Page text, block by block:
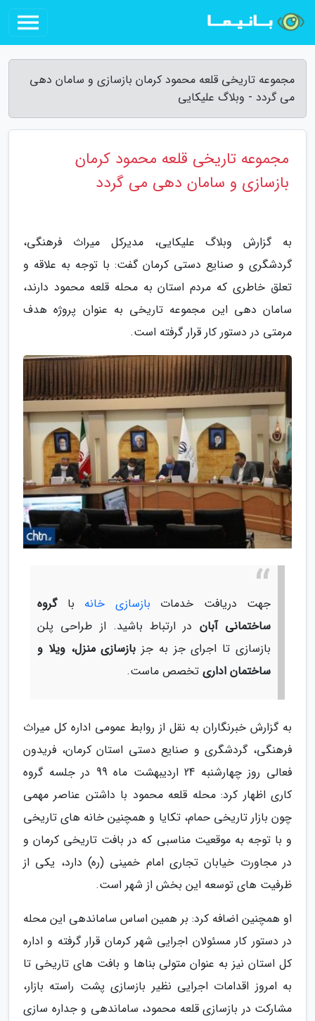
مجموعه تاریخی قلعه محمود کرمان بازسازی و سامان دهی
می گردد - وبلاگ علیکایی
مجموعه تاریخی قلعه محمود کرمان
بازسازی و سامان دهی می گردد
به گزارش وبلاگ علیکایی، مدیرکل میراث فرهنگی،
گردشگری و صنایع دستی کرمان گفت: با توجه به علاقه و
تعلق خاطری که مردم استان به محله قلعه محمود دارند،
سامان دهی این مجموعه تاریخی به عنوان پروژه هدف
مرمتی در دستور کار قرار گرفته است.
جهت دریافت خدمات بازسازی خانه باگروه
ساختمانی آبان در ارتباط باشید. از طراحی پلن
بازسازی تا اجرای جز به جز بازسازی منزل، ویلا و
ساختمان اداری تخصص ماست.
به گزارش خبرنگاران به نقل از روابط عمومی اداره کل میراث
فرهنگی، گردشگری و صنایع دستی استان کرمان، فریدون
فعالی روز چهارشنبه 24 اردیبهشت ماه 99 در جلسه گروه
کاری اظهار کرد: محله قلعه محمود با داشتن عناصر مهمی
چون بازار تاریخی حمام، تکایا و همچنین خانه های تاریخی
و با توجه به موقعیت مناسبی که در بافت تاریخی کرمان و
در مجاورت خیابان تجاری امام خمینی (ره) دارد، یکی از
ظرفیت های توسعه این بخش از شهر است.
او همچنین اضافه کرد: بر همین اساس ساماندهی این محله
در دستور کار مسئولان اجرایی شهر کرمان قرار گرفته و اداره
کل استان نیز به عنوان متولی بناها و بافت های تاریخی تا
به امروز اقدامات اجرایی نظیر بازسازی پشت راسته بازار،
مشارکت در بازسازی قلعه محمود، ساماندهی و جداره سازی